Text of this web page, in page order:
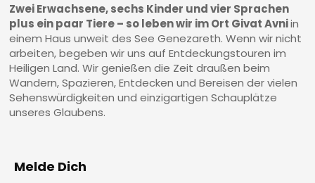
Zwei Erwachsene, sechs Kinder und vier Sprachen
plus ein paar Tiere – so leben wir im Ort Givat Avniin
einem Haus unweit des See Genezareth. Wenn wir nicht
arbeiten, begeben wir uns auf Entdeckungstouren im
Heiligen Land. Wir genießen die Zeit draußen beim
Wandern, Spazieren, Entdecken und Bereisen der vielen
Sehenswürdigkeiten und einzigartigen Schauplätze
unseres Glaubens.
Melde Dich